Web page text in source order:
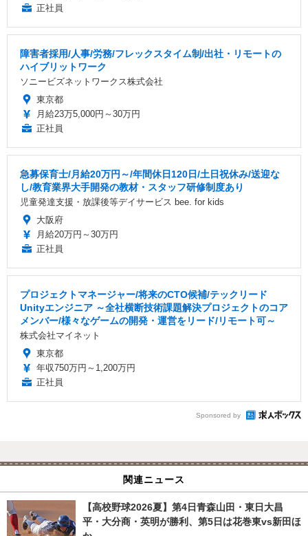
正社員
障害者採用/人事/労務/フレックスタイム制/出社・リモートの
ハイブリットワーク
ソニービズネットワークス株式会社
東京都
月給23万5,000円～30万円
正社員
急募保育士/月給20万円～/年間休日120日/土日祝休み/送迎な
し/教育業界大手開発の教材・スタッフ研修制度あり
児童発達支援・放課後等デイサービス bee. for kids
大阪府
月給20万円～30万円
正社員
プロジェクトマネージャー/将来のCTO候補/テックリード
Unityエンジニア ～全社横断技術課題解決プロジェクトのコア
メンバー/様々なゲームの開発・運営をリード/リモート可～
株式会社マイネット
東京都
年収750万円～1,200万円
正社員
Sponsored by
関連ニュース
【高校野球2026夏】第4日青森山田・東日大昌
平・大分商・英明が勝利、第5日は花巻東vs新田ほ